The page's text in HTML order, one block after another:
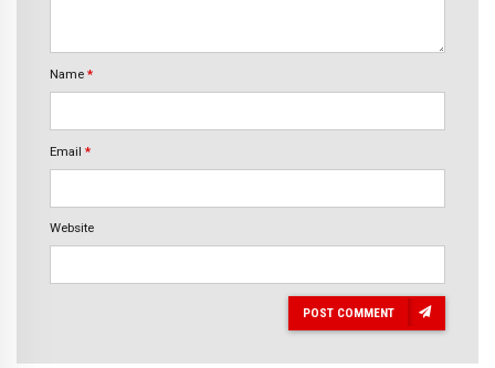
Name *
Email *
Website
POST COMMENT